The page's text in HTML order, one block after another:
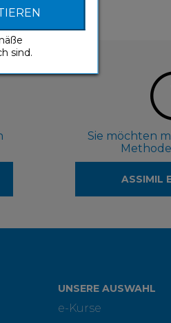
Sie möchten
ASSIMIL
UNSERE AUSWAHL
e-Kurse
sind.